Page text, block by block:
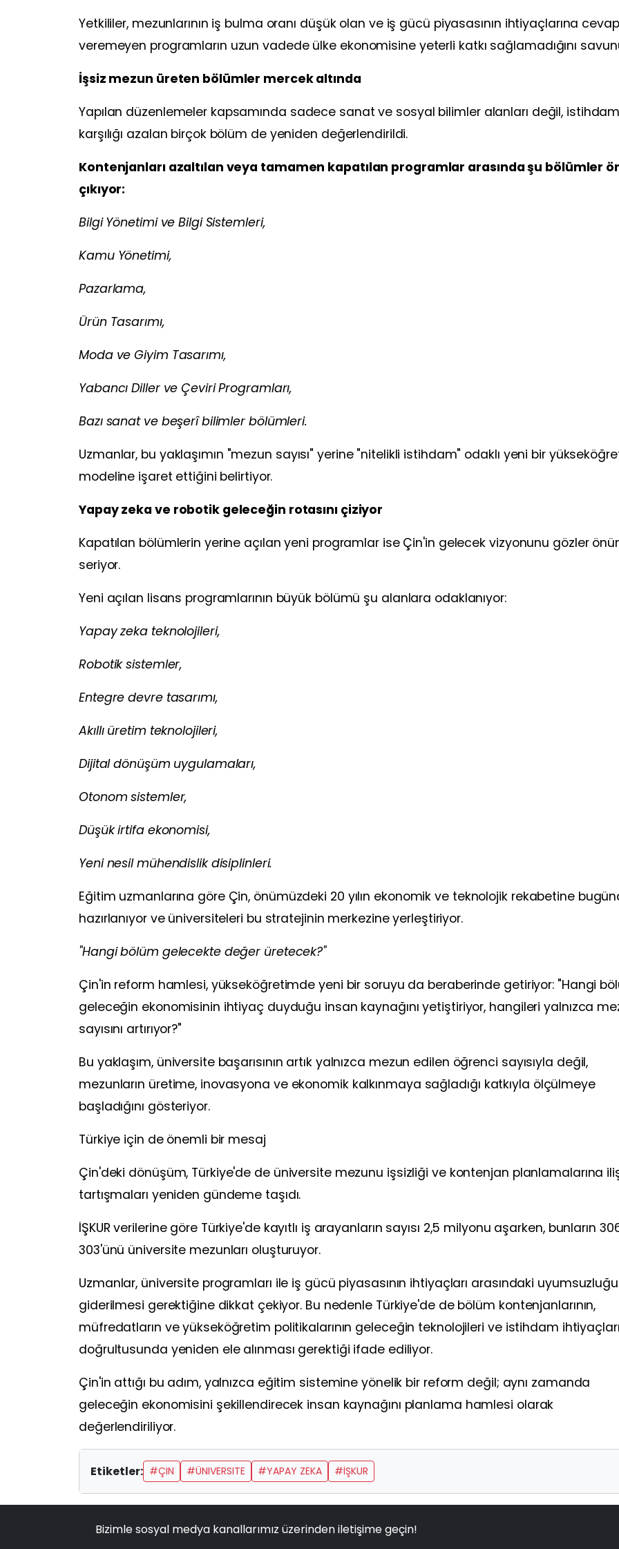
Yetkililer, mezunlarının iş bulma oranı düşük olan ve iş gücü piyasasının ihtiyaçlarına cevap
veremeyen programların uzun vadede ülke ekonomisine yeterli katkı sağlamadığını
İşsiz mezun üreten bölümler mercek altında
Yapılan düzenlemeler kapsamında sadece sanat ve sosyal bilimler alanları değil,
karşılığı azalan birçok bölüm de yeniden değerlendirildi.
Kontenjanları azaltılan veya tamamen kapatılan programlar arasında şu bölümler
çıkıyor:
Bilgi Yönetimi ve Bilgi Sistemleri,
Kamu Yönetimi,
Pazarlama,
Ürün Tasarımı,
Moda ve Giyim Tasarımı,
Yabancı Diller ve Çeviri Programları,
Bazı sanat ve beşerî bilimler bölümleri.
Uzmanlar, bu yaklaşımın "mezun sayısı" yerine "nitelikli istihdam" odaklı yeni bir
modeline işaret ettiğini belirtiyor.
Yapay zeka ve robotik geleceğin rotasını çiziyor
Kapatılan bölümlerin yerine açılan yeni programlar ise Çin'in gelecek vizyonunu gözler
seriyor.
Yeni açılan lisans programlarının büyük bölümü şu alanlara odaklanıyor:
Yapay zeka teknolojileri,
Robotik sistemler,
Entegre devre tasarımı,
Akıllı üretim teknolojileri,
Dijital dönüşüm uygulamaları,
Otonom sistemler,
Düşük irtifa ekonomisi,
Yeni nesil mühendislik disiplinleri.
Eğitim uzmanlarına göre Çin, önümüzdeki 20 yılın ekonomik ve teknolojik rekabetine
hazırlanıyor ve üniversiteleri bu stratejinin merkezine yerleştiriyor.
"Hangi bölüm gelecekte değer üretecek?"
Çin'in reform hamlesi, yükseköğretimde yeni bir soruyu da beraberinde getiriyor: "Hangi
geleceğin ekonomisinin ihtiyaç duyduğu insan kaynağını yetiştiriyor, hangileri yalnızca
sayısını artırıyor?"
Bu yaklaşım, üniversite başarısının artık yalnızca mezun edilen öğrenci sayısıyla değil,
mezunların üretime, inovasyona ve ekonomik kalkınmaya sağladığı katkıyla ölçülmeye
başladığını gösteriyor.
Türkiye için de önemli bir mesaj
Çin'deki dönüşüm, Türkiye'de de üniversite mezunu işsizliği ve kontenjan planlamalarına
tartışmaları yeniden gündeme taşıdı.
İŞKUR verilerine göre Türkiye'de kayıtlı iş arayanların sayısı 2,5 milyonu aşarken, bunların
303'ünü üniversite mezunları oluşturuyor.
Uzmanlar, üniversite programları ile iş gücü piyasasının ihtiyaçları arasındaki
giderilmesi gerektiğine dikkat çekiyor. Bu nedenle Türkiye'de de bölüm kontenjanlarının,
müfredatların ve yükseköğretim politikalarının geleceğin teknolojileri ve istihdam
doğrultusunda yeniden ele alınması gerektiği ifade ediliyor.
Çin'in attığı bu adım, yalnızca eğitim sistemine yönelik bir reform değil; aynı zamanda
geleceğin ekonomisini şekillendirecek insan kaynağını planlama hamlesi olarak
değerlendiriliyor.
Etiketler: #ÇIN #ÜNIVERSITE #YAPAY ZEKA #İŞKUR
Bizimle sosyal medya kanallarımız üzerinden iletişime geçin!